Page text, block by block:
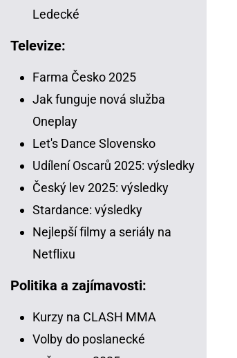
Ledecké
Televize:
Farma Česko 2025
Jak funguje nová služba
Oneplay
Let's Dance Slovensko
Udílení Oscarů 2025: výsledky
Český lev 2025: výsledky
Stardance: výsledky
Nejlepší filmy a seriály na
Netflixu
Politika a zajímavosti:
Kurzy na CLASH MMA
Volby do poslanecké